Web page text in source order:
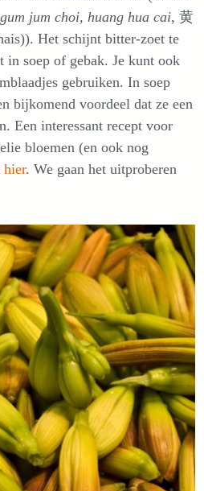
gum jum choi, huang hua cai, 黄
Het schijnt bitter-zoet te
in soep of gebak. Je kunt ook
gebruiken. In soep
bijkomend voordeel dat ze een
Een interessant recept voor
bloemen (en ook nog
hier. We gaan het uitproberen